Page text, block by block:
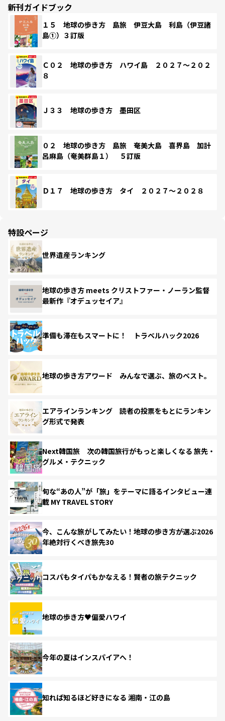
新刊ガイドブック
１５ 地球の歩き方 島旅 伊豆大島 利島（伊豆諸
島①）３訂版
Ｃ０２ 地球の歩き方 ハワイ島 ２０２７～２０２
８
Ｊ３３ 地球の歩き方 墨田区
０２ 地球の歩き方 島旅 奄美大島 喜界島 加計
呂麻島（奄美群島１） ５訂版
Ｄ１７ 地球の歩き方 タイ ２０２７～２０２８
特設ページ
世界遺産ランキング
地球の歩き方 meets クリストファー・ノーラン監督
最新作『オデュッセイア』
準備も滞在もスマートに！ トラベルハック2026
地球の歩き方アワード みんなで選ぶ、旅のベスト。
エアラインランキング 読者の投票をもとにランキン
グ形式で発表
Next韓国旅 次の韓国旅行がもっと楽しくなる 旅先・
グルメ・テクニック
旬な“あの人”が「旅」をテーマに語るインタビュー連
載 MY TRAVEL STORY
今、こんな旅がしてみたい！地球の歩き方が選ぶ2026
年絶対行くべき旅先30
コスパもタイパもかなえる！賢者の旅テクニック
地球の歩き方♥偏愛ハワイ
今年の夏はインスパイアへ！
知れば知るほど好きになる 湘南・江の島